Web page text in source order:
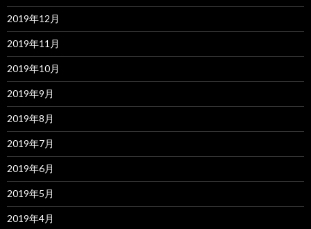
2019年12月
2019年11月
2019年10月
2019年9月
2019年8月
2019年7月
2019年6月
2019年5月
2019年4月